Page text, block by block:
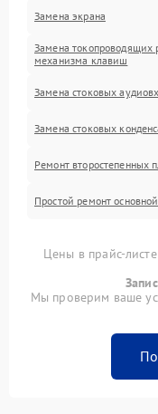
Замена экрана
Замена токопроводящих
механизма клавиш
Замена стоковых
Замена стоковых
Ремонт второстепенных
Простой ремонт
Цены в прайс-
Мы проверим ваше